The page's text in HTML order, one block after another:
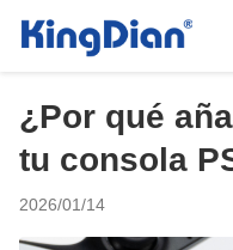
¿Por qué
tu consola
2026/01/14